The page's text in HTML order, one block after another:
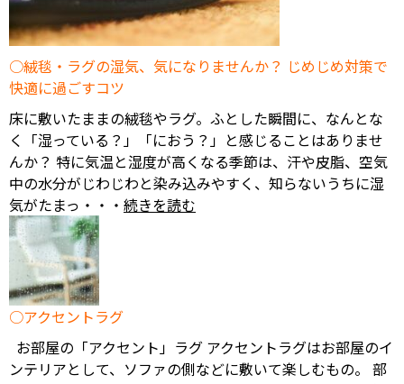
絨毯・ラグの湿気、気になりませんか？ じめじめ対策で
快適に過ごすコツ
床に敷いたままの絨毯やラグ。ふとした瞬間に、なんとな
く「湿っている？」「におう？」と感じることはありませ
んか？ 特に気温と湿度が高くなる季節は、汗や皮脂、空気
中の水分がじわじわと染み込みやすく、知らないうちに湿
気がたまっ・・・ 続きを読む
アクセントラグ
お部屋の「アクセント」ラグ アクセントラグはお部屋のイ
ンテリアとして、ソファの側などに敷いて楽しむもの。 部